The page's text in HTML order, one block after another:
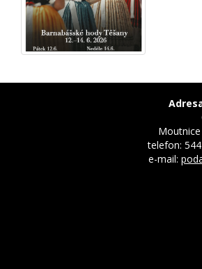
telefon:
e-mail: